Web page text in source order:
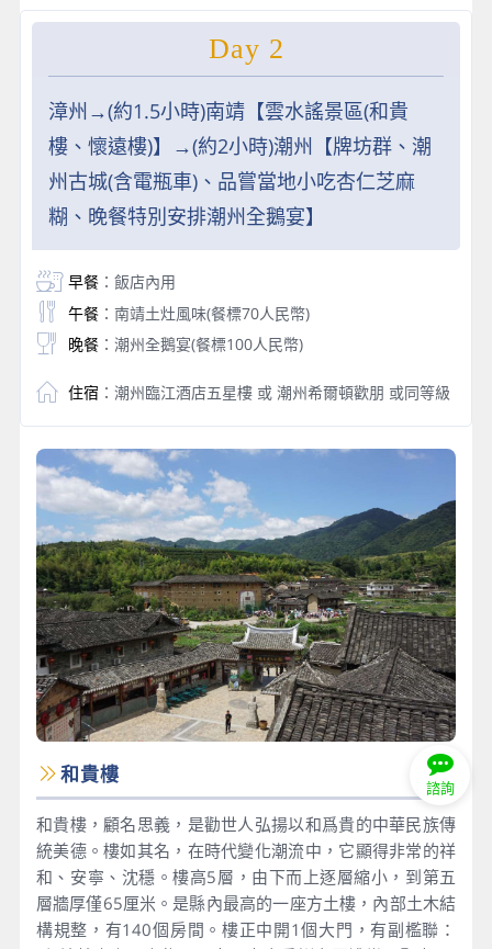
Day 2
漳州→(約1.5小時)南靖【雲水謠景區(和貴
樓、懷遠樓)】→(約2小時)潮州【牌坊群、潮
州古城(含電瓶車)、品嘗當地小吃杏仁芝麻
糊、晚餐特別安排潮州全鵝宴】
早餐：飯店內用
午餐：南靖土灶風味(餐標70人民幣)
晚餐：潮州全鵝宴(餐標100人民幣)
住宿 ：潮州臨江酒店五星樓 或 潮州希爾頓歡朋 或同等級
和貴樓
和貴樓，顧名思義，是勸世人弘揚以和爲貴的中華民族傳
統美德。樓如其名，在時代變化潮流中，它顯得非常的祥
和、安寧、沈穩。樓高5層，由下而上逐層縮小，到第五
層牆厚僅65厘米。是縣內最高的一座方土樓，內部土木結
構規整，有140個房間。樓正中開1個大門，有副檻聯：
諮詢